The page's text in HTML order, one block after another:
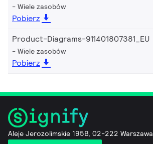
Wiele zasobów
Pobierz
Product-Diagrams-911401807381_EU
Wiele zasobów
Pobierz
Aleje Jerozolimskie 195B, 02-222 Warszawa